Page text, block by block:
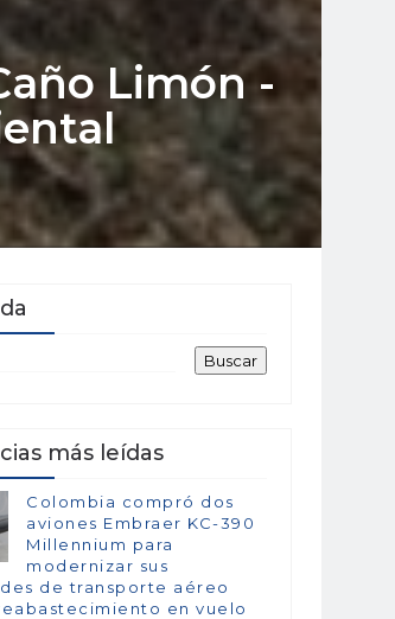
Limón -
más leídas
Colombia compró dos
aviones Embraer KC-390
Millennium para
modernizar sus
de transporte aéreo
en vuelo